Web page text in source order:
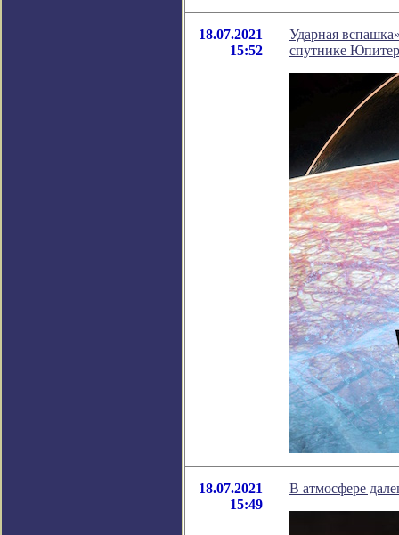
18.07.2021
15:52
Ударная
спутнике
18.07.2021
15:49
В атмосфере